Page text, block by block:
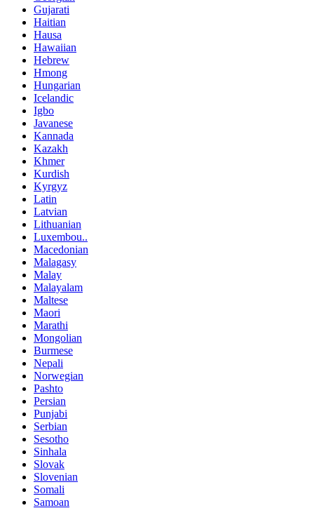
Gujarati
Haitian
Hausa
Hawaiian
Hebrew
Hmong
Hungarian
Icelandic
Igbo
Javanese
Kannada
Kazakh
Khmer
Kurdish
Kyrgyz
Latin
Latvian
Lithuanian
Luxembou..
Macedonian
Malagasy
Malay
Malayalam
Maltese
Maori
Marathi
Mongolian
Burmese
Nepali
Norwegian
Pashto
Persian
Punjabi
Serbian
Sesotho
Sinhala
Slovak
Slovenian
Somali
Samoan